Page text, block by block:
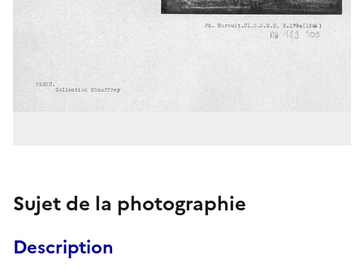
Sujet de la photographie
Description